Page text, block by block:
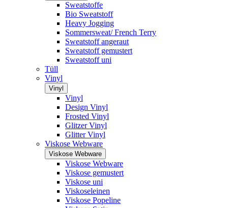
Sweatstoffe
Bio Sweatstoff
Heavy Jogging
Sommersweat/ French Terry
Sweatstoff angeraut
Sweatstoff gemustert
Sweatstoff uni
Tüll
Vinyl
Vinyl
Vinyl
Design Vinyl
Frosted Vinyl
Glitzer Vinyl
Glitter Vinyl
Viskose Webware
Viskose Webware
Viskose Webware
Viskose gemustert
Viskose uni
Viskoseleinen
Viskose Popeline